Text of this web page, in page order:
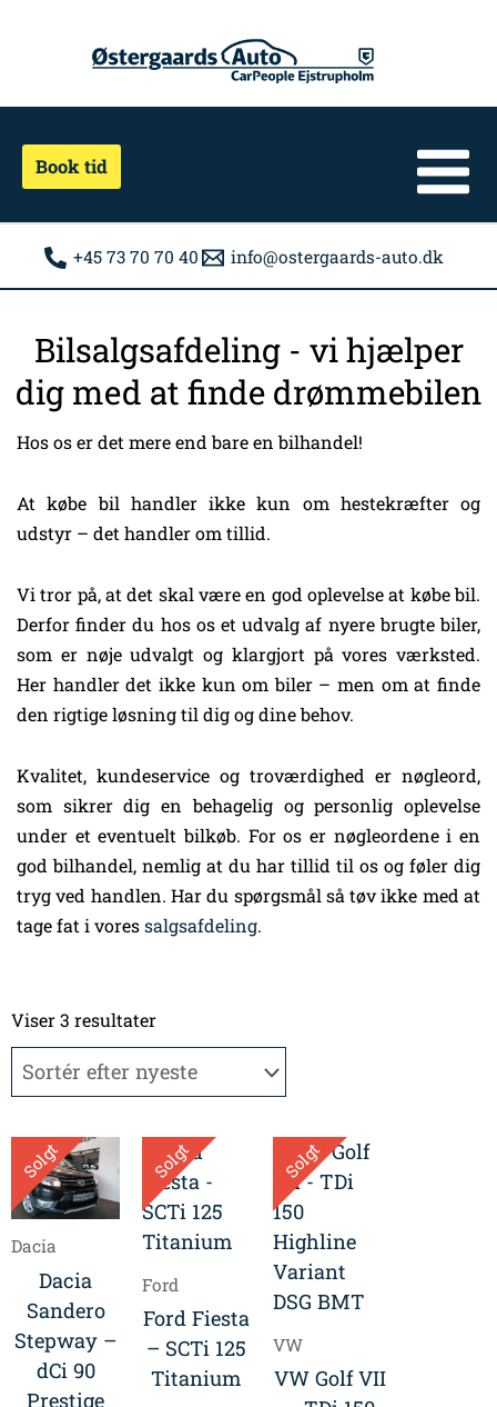
Book tid
+45 73 70 70 40 info@ostergaards-auto.dk
Bilsalgsafdeling - vi hjælper
dig med at finde drømmebilen
Hos os er det mere end bare en bilhandel!
At købe bil handler ikke kun om hestekræfter og
udstyr – det handler om tillid.
Vi tror på, at det skal være en god oplevelse at købe bil.
Derfor finder du hos os et udvalg af nyere brugte biler,
som er nøje udvalgt og klargjort på vores værksted.
Her handler det ikke kun om biler – men om at finde
den rigtige løsning til dig og dine behov.
Kvalitet, kundeservice og troværdighed er nøgleord,
som sikrer dig en behagelig og personlig oplevelse
under et eventuelt bilkøb. For os er nøgleordene i en
god bilhandel, nemlig at du har tillid til os og føler dig
tryg ved handlen. Har du spørgsmål så tøv ikke med at
tage fat i voressalgsafdeling.
Viser 3 resultaterefter
Solgt
Dacia
Dacia
Sandero
Stepway –
dCi 90
Prestige
Solgt
Ford
Ford Fiesta
– SCTi 125
Titanium
Solgt
VW
VW Golf VII